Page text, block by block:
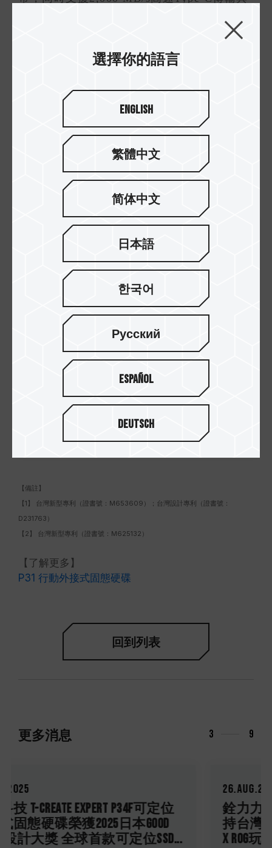
4TB大容量，完美滿足專業攝影與影音的高規
格需求。外殼採用鋁合金材質結合五軸高精
度 CNC 切削成形工藝技術，融入石墨烯散熱
展現優雅而沉穩的質感。此外，低碳包裝以
超過95% 的紙材製成，落實十銓對永續環保
的堅持。放眼未來，十銓科技將繼續深耕創
新技術，持續在國際設計領域發揮影響力。
【備註】
【1】 台灣新型專利（證書號：M653609）；台灣設計專利（證書號：
D231763）
【2】 台灣新型專利（證書號：M625132）
【了解更多】
P31 行動外接式固態硬碟
回到列表
更多消息 3 9
銓力力挺！十銓科技T-FORCE 熱情支
持台灣電競賽事 為『2025六都電競
X ROG玩家共和國』賽事用機唯一...
選擇你的語言
English
繁體中文
简体中文
日本語
한국어
Русский
Español
Deutsch